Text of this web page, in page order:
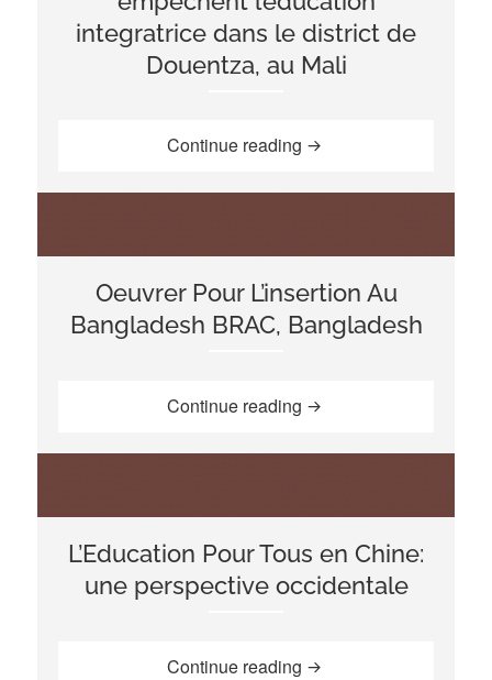
integratrice dans le district de
Douentza, au Mali
Continue reading “Surmonter les
Oeuvrer Pour L’insertion Au
Bangladesh BRAC, Bangladesh
Continue reading “Oeuvrer Pour
L’Education Pour Tous en Chine:
une perspective occidentale
Continue reading “L’Education Pour